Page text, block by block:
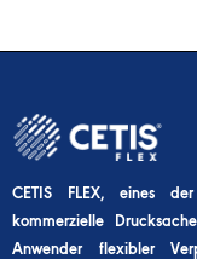
CETIS FLEX, eines
kommerzielle
Anwender flexibler